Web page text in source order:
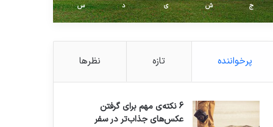
ج ش ی د س
پرخواننده تازه نظرها
6 نکته‌ی مهم برای گرفتن
عکس‌های جذاب‌تر در سفر